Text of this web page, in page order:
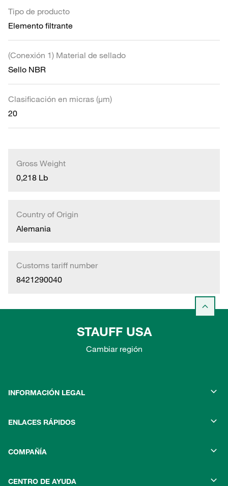
Tipo de producto
Elemento filtrante
(Conexión 1) Material de sellado
Sello NBR
Clasificación en micras (µm)
20
Gross Weight
0,218 Lb
Country of Origin
Alemania
Customs tariff number
8421290040
STAUFF USA
Cambiar región
INFORMACIÓN LEGAL
ENLACES RÁPIDOS
COMPAÑÍA
CENTRO DE AYUDA